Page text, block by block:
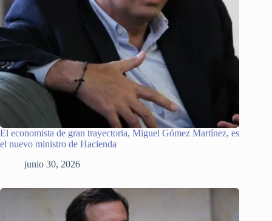
El economista de gran trayectoria, Miguel Gómez Martínez, es
el nuevo ministro de Hacienda
junio 30, 2026